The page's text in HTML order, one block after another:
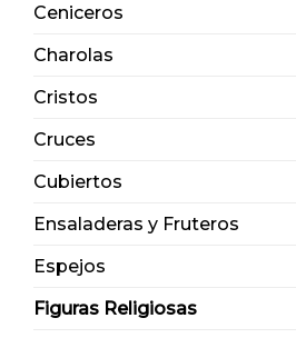
Ceniceros
Charolas
Cristos
Cruces
Cubiertos
Ensaladeras y Fruteros
Espejos
Figuras Religiosas